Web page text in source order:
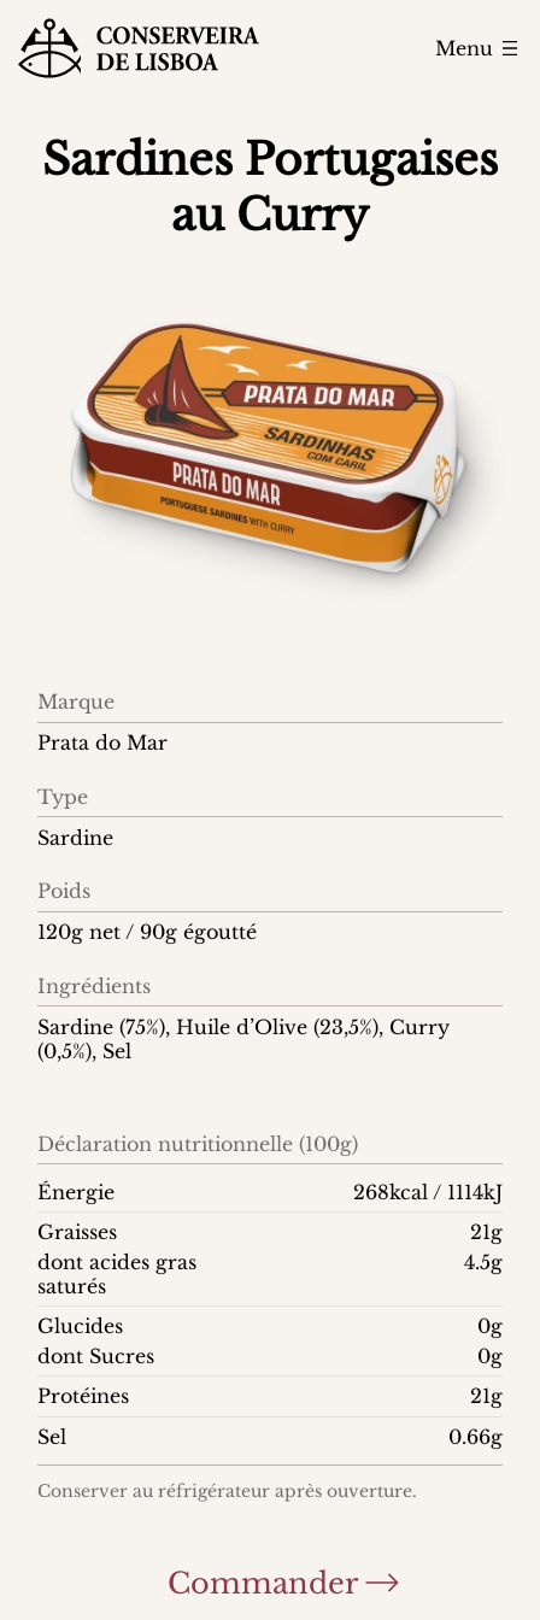
Menu
Sardines Portugaises
au Curry
Information
produit
Marque
Prata do Mar
Type
Sardine
Poids
120g net / 90g égoutté
Ingrédients
Sardine (75%), Huile d’Olive (23,5%), Curry
(0,5%), Sel
Déclaration nutritionnelle (100g)
Énergie
268kcal / 1114kJ
Graisses
21g
dont acides gras
saturés
4.5g
Glucides
0g
dont Sucres
0g
Protéines
21g
Sel
0.66g
Conserver au réfrigérateur après ouverture.
Commander